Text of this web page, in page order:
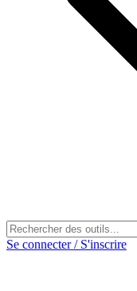
Se connecter / S'inscrire